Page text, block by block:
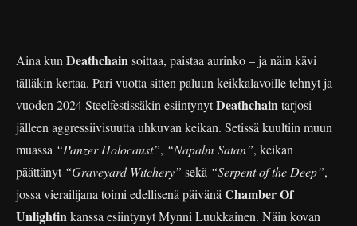
Aina kun Deathchainsoittaa, paistaa aurinko – ja näin kävi
tälläkin kertaa. Pari vuotta sitten paluun keikkalavoille tehnyt ja
vuoden 2024 Steelfestissäkin esiintynytDeathchaintarjosi
jälleen aggressiivisuutta uhkuvan keikan. Setissä kuultiin muun
muassa “Panzer Holocaust”, “Napalm Satan”, keikan
päättänyt “Graveyard Witchery” sekä “Serpent of the Deep”,
jossa vierailijana toimi edellisenä päivänä Chamber Of
Unlightinkanssa esiintynyt Mynni Luukkainen. Näin kovan